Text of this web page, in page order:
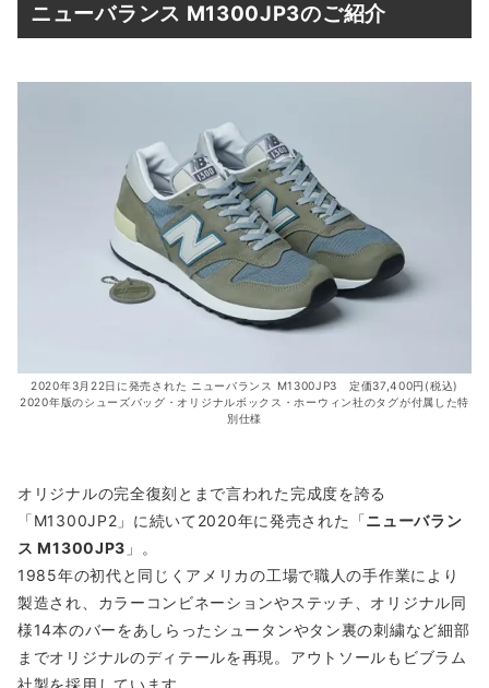
ニューバランス M1300JP3のご紹介
2020年3月22日に発売された ニューバランス M1300JP3 定価37,400円(税込)
2020年版のシューズバッグ・オリジナルボックス・ホーウィン社のタグが付属した特
別仕様
オリジナルの完全復刻とまで言われた完成度を誇る
「M1300JP2」に続いて2020年に発売された「ニューバラン
ス M1300JP3 」。
1985年の初代と同じくアメリカの工場で職人の手作業により
製造され、カラーコンビネーションやステッチ、オリジナル同
様14本のバーをあしらったシュータンやタン裏の刺繍など細部
までオリジナルのディテールを再現。アウトソールもビブラム
社製を採用しています。